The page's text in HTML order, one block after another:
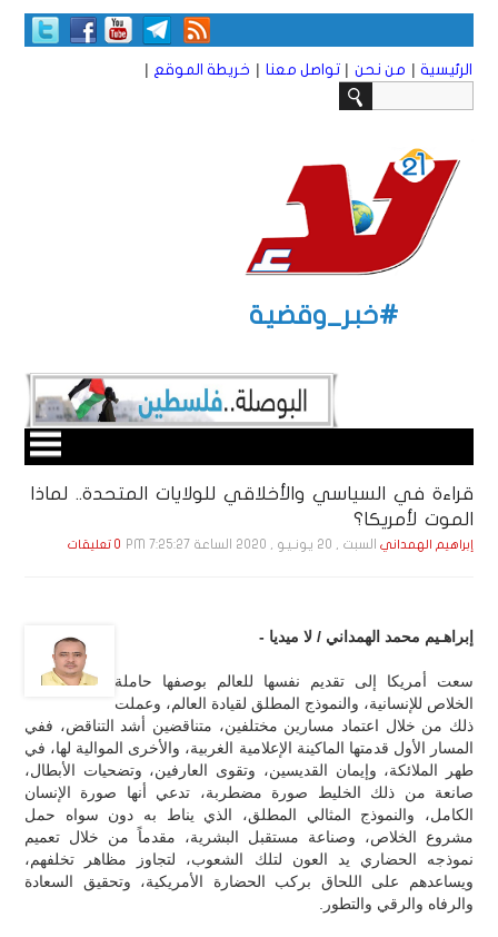
الرئيسية | من نحن | تواصل معنا | خريطة الموقع |
#خبر_وقضية
قراءة في السياسي والأخلاقي للولايات المتحدة.. لماذا
الموت لأمريكا؟
إبراهيم الهمداني السبت , 20 يـونـيـو , 2020 الساعة 7:25:27 PM 0 تعليقات
إبراهـيم محمد الهمداني / لا ميديا -
سعت أمريكا إلى تقديم نفسها للعالم بوصفها حاملة
الخلاص للإنسانية، والنموذج المطلق لقيادة العالم، وعملت
ذلك من خلال اعتماد مسارين مختلفين، متناقضين أشد التناقض، ففي
المسار الأول قدمتها الماكينة الإعلامية الغربية، والأخرى الموالية لها، في
طهر الملائكة، وإيمان القديسين، وتقوى العارفين، وتضحيات الأبطال،
صانعة من ذلك الخليط صورة مضطربة، تدعي أنها صورة الإنسان
الكامل، والنموذج المثالي المطلق، الذي يناط به دون سواه حمل
مشروع الخلاص، وصناعة مستقبل البشرية، مقدماً من خلال تعميم
نموذجه الحضاري يد العون لتلك الشعوب، لتجاوز مظاهر تخلفهم،
ويساعدهم على اللحاق بركب الحضارة الأمريكية، وتحقيق السعادة
والرفاه والرقي والتطور.